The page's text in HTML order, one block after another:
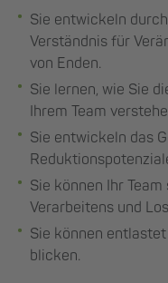
Sie entwickeln
Verständnis für
von Enden.
Sie lernen, wie Sie
Ihrem Team
Sie entwickeln das
Sie können Ihr
Verarbeitens und
Sie können
blicken.